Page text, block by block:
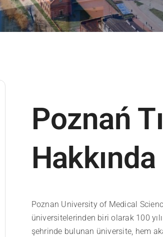
Poznań
Hakkında
Poznan University of Medical
üniversitelerinden biri olarak 100
şehrinde bulunan üniversite, hem